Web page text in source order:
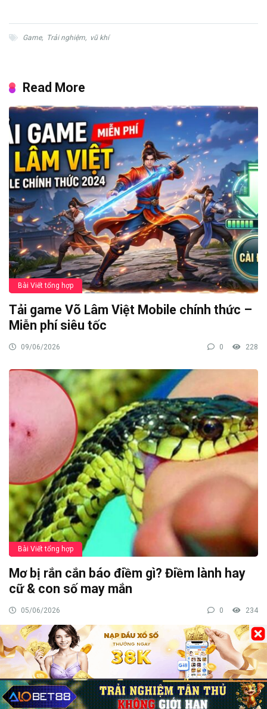
Game, Trải nghiệm, vũ khí
Read More
Bài Viết tổng hợp
Tải game Võ Lâm Việt Mobile chính thức –
Miễn phí siêu tốc
09/06/2026 0 228
Bài Viết tổng hợp
Mơ bị rắn cắn báo điềm gì? Điềm lành hay
cữ & con số may mắn
05/06/2026 0 234